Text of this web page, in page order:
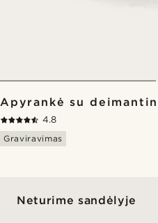
Apyrankė su
4.8
Graviravimas
Neturime sandėlyje